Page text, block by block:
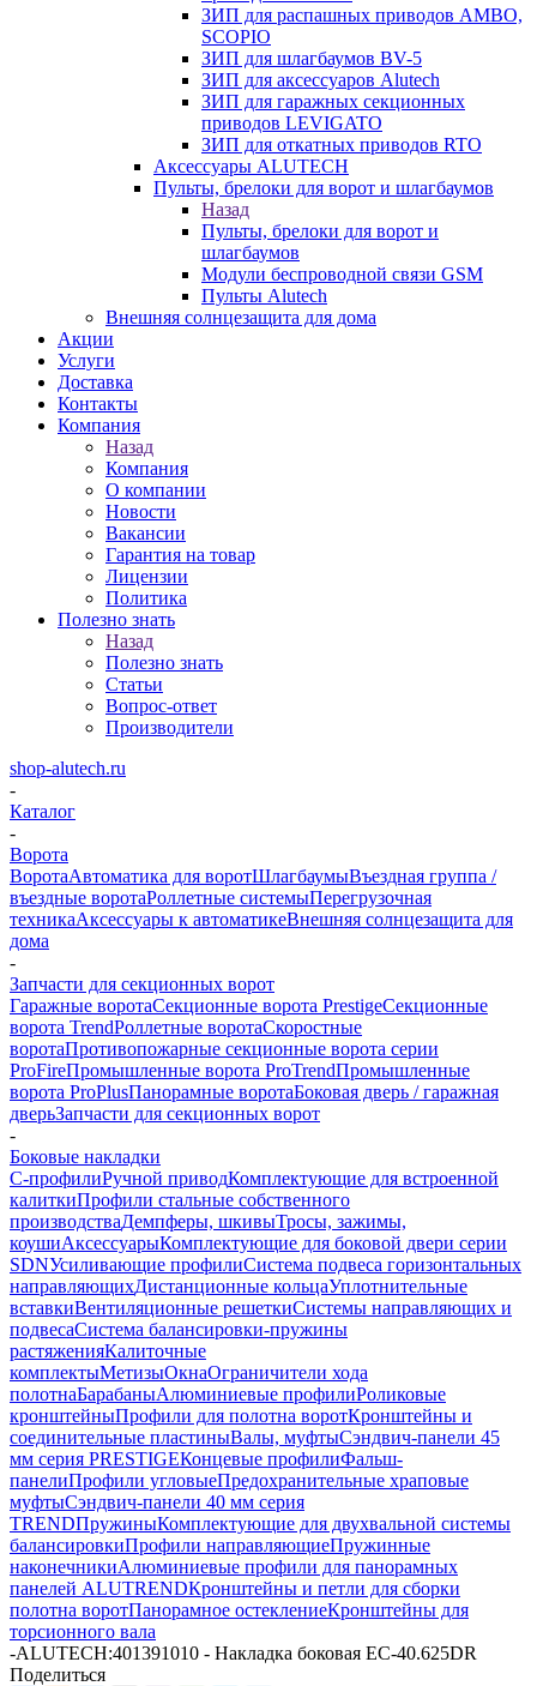
ЗИП для распашных приводов AMBO,
SCOPIO
ЗИП для шлагбаумов BV-5
ЗИП для аксессуаров Alutech
ЗИП для гаражных секционных
приводов LEVIGATO
ЗИП для откатных приводов RTO
Аксессуары ALUTECH
Пульты, брелоки для ворот и шлагбаумов
Назад
Пульты, брелоки для ворот и
шлагбаумов
Модули беспроводной связи GSM
Пульты Alutech
Внешняя солнцезащита для дома
Акции
Услуги
Доставка
Контакты
Компания
Назад
Компания
О компании
Новости
Вакансии
Гарантия на товар
Лицензии
Политика
Полезно знать
Назад
Полезно знать
Статьи
Вопрос-ответ
Производители
shop-alutech.ru
-
Каталог
-
Ворота
ВоротаАвтоматика для воротШлагбаумыВъездная группа /
въездные воротаРоллетные системыПерегрузочная
техникаАксессуары к автоматикеВнешняя солнцезащита для
дома
-
Запчасти для секционных ворот
Гаражные воротаСекционные ворота PrestigeСекционные
ворота TrendРоллетные воротаСкоростные
воротаПротивопожарные секционные ворота серии
ProFireПромышленные ворота ProTrendПромышленные
ворота ProPlusПанорамные воротаБоковая дверь / гаражная
дверьЗапчасти для секционных ворот
-
Боковые накладки
С-профилиРучной приводКомплектующие для встроенной
калиткиПрофили стальные собственного
производстваДемпферы, шкивыТросы, зажимы,
коушиАксессуарыКомплектующие для боковой двери серии
SDNУсиливающие профилиСистема подвеса горизонтальных
направляющихДистанционные кольцаУплотнительные
вставкиВентиляционные решеткиСистемы направляющих и
подвесаСистема балансировки-пружины
растяженияКалиточные
комплектыМетизыОкнаОграничители хода
полотнаБарабаныАлюминиевые профилиРоликовые
кронштейныПрофили для полотна воротКронштейны и
соединительные пластиныВалы, муфтыСэндвич-панели 45
мм серия PRESTIGEКонцевые профилиФальш-
панелиПрофили угловыеПредохранительные храповые
муфтыСэндвич-панели 40 мм серия
TRENDПружиныКомплектующие для двухвальной системы
балансировкиПрофили направляющиеПружинные
наконечникиАлюминиевые профили для панорамных
панелей ALUTRENDКронштейны и петли для сборки
полотна воротПанорамное остеклениеКронштейны для
торсионного вала
-ALUTECH:401391010 - Накладка боковая EC-40.625DR
Поделиться